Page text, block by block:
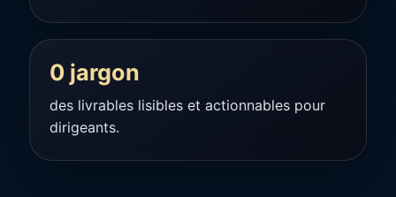
0 jargon
des livrables lisibles et actionnables pour
dirigeants.